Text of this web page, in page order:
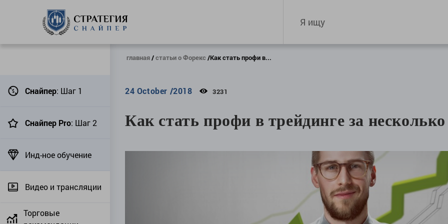
Снайпер: Шаг 1
Снайпер Pro: Шаг 2
Инд-ное обучение
Видео и трансляции
Торговые
главная статьи о Форекс Как стать профи в...
24 October /2018 3231
Как стать профи в трейдинге за